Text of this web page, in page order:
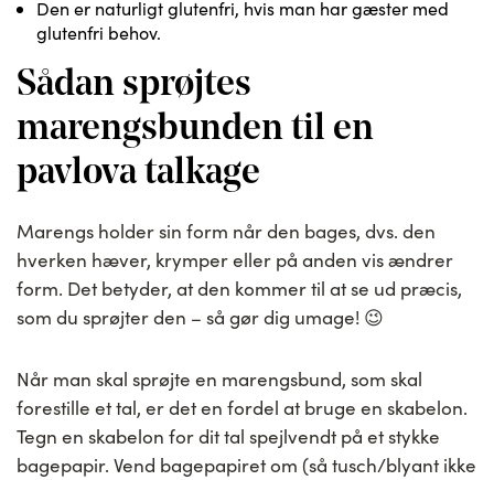
Den er naturligt glutenfri, hvis man har gæster med
glutenfri behov.
Sådan sprøjtes
marengsbunden til en
pavlova talkage
Marengs holder sin form når den bages, dvs. den
hverken hæver, krymper eller på anden vis ændrer
form. Det betyder, at den kommer til at se ud præcis,
som du sprøjter den – så gør dig umage! 😉
Når man skal sprøjte en marengsbund, som skal
forestille et tal, er det en fordel at bruge en skabelon.
Tegn en skabelon for dit tal spejlvendt på et stykke
bagepapir. Vend bagepapiret om (så tusch/blyant ikke